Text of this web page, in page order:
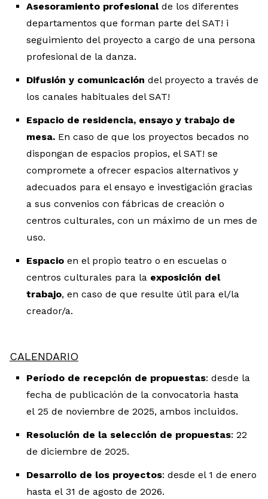
Asesoramiento profesional de los diferentes
departamentos que forman parte del SAT! i
seguimiento del proyecto a cargo de una persona
profesional de la danza.
Difusión y comunicación del proyecto a través de
los canales habituales del SAT!
Espacio de residencia, ensayo y trabajo de
mesa. En caso de que los proyectos becados no
dispongan de espacios propios, el SAT! se
compromete a ofrecer espacios alternativos y
adecuados para el ensayo e investigación gracias
a sus convenios con fábricas de creación o
centros culturales, con un máximo de un mes de
uso.
Espacio en el propio teatro o en escuelas o
centros culturales para la exposición del
trabajo, en caso de que resulte útil para el/la
creador/a.
CALENDARIO
Período de recepción de propuestas: desde la
fecha de publicación de la convocatoria hasta
el 25 de noviembre de 2025, ambos incluidos.
Resolución de la selección de propuestas: 22
de diciembre de 2025.
Desarrollo de los proyectos: desde el 1 de enero
hasta el 31 de agosto de 2026.